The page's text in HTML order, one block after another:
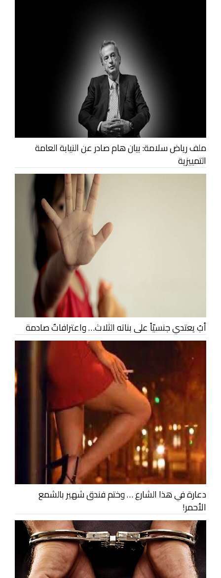
ملف رياض سلامة: بيان هام صادر عن النيابة العامة
التمييزية
أبٌ يعتدي جنسيّاً على بناته الثلاث… واعترافاتٌ صادمة
دعارة في هذا الشارع … وختم فندق شهير بالشمع
الأحمر!